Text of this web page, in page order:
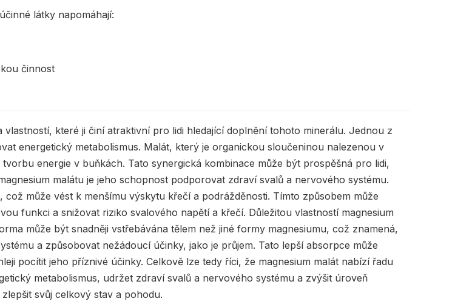
látky napomáhají:
činnost
které ji činí atraktivní pro lidi hledající doplnění tohoto minerálu. Jednou z
energetický metabolismus. Malát, který je organickou sloučeninou nalezenou v
energie v buňkách. Tato synergická kombinace může být prospěšná pro lidi,
malátu je jeho schopnost podporovat zdraví svalů a nervového systému.
může vést k menšímu výskytu křečí a podrážděnosti. Tímto způsobem může
funkci a snižovat riziko svalového napětí a křečí. Důležitou vlastností magnesium
může být snadněji vstřebávána tělem než jiné formy magnesiumu, což znamená,
a způsobovat nežádoucí účinky, jako je průjem. Tato lepší absorpce může
pocítit jeho příznivé účinky. Celkově lze tedy říci, že magnesium malát nabízí řadu
metabolismus, udržet zdraví svalů a nervového systému a zvýšit úroveň
svůj celkový stav a pohodu.